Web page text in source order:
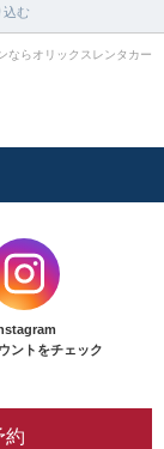
込む
ならオリックスレンタカー
ントをチェック
約